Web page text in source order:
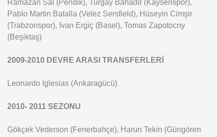
Ramazan Sal (Pendik), Turgay Bahadır (Kayserispor),
Pablo Martin Batalla (Velez Sersfield), Hüseyin Cimşir
(Trabzonspor), Ivan Ergiç (Basel), Tomas Zapotocny
(Beşiktaş)
2009-2010 DEVRE ARASI TRANSFERLERİ
Leonardo Iglesias (Ankaragücü)
2010- 2011 SEZONU
Gökçek Vederson (Fenerbahçe), Harun Tekin (Güngören